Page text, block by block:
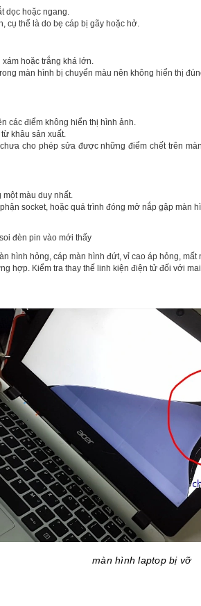
dọc hoặc ngang.
cụ thể là do bẹ cáp bị gãy hoặc hở.
hoặc trắng khá lớn.
màn hình bị chuyển màu nên không hiển thị
các điểm không hiển thị hình ảnh.
khâu sản xuất.
cho phép sửa được những điểm chết trên
màu duy nhất.
socket, hoặc quá trình đóng mở nắp gập màn
đèn pin vào mới thấy
hình hỏng, cáp màn hình đứt, vỉ cao áp hỏng,
hợp. Kiểm tra thay thế linh kiện điện tử đối với
màn hình laptop bị vỡ